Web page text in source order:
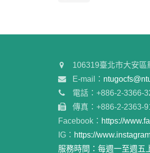
106319臺北市大安
E-mail：
電話：+886-2-3366-
傳真：+886-2-2363-
Facebook： https://
IG： https://
服務時間：每週一至週五